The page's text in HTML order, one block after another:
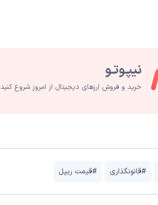
خرید و فروش ارزهای دیجیتال از امروز شروع کنید
#قانونگذاری #قیمت ریپل